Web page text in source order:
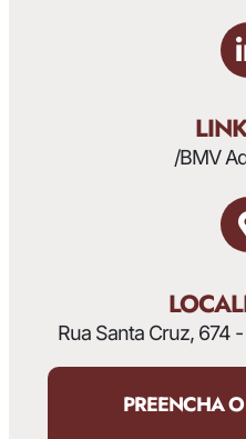
/BMV
Rua Santa Cruz, 674
PREENCHA